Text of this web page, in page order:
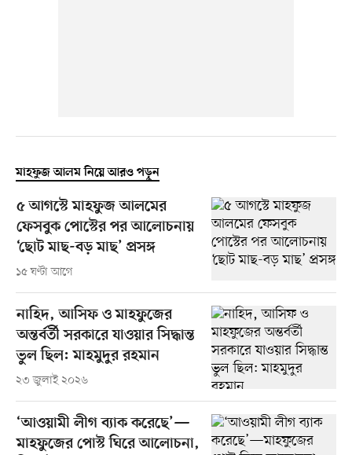
মাহফুজ আলম নিয়ে আরও পড়ুন
৫ আগস্টে মাহফুজ আলমের
ফেসবুক পোস্টের পর আলোচনায়
‘ছোট মাছ-বড় মাছ’ প্রসঙ্গ
১৫ ঘণ্টা আগে
নাহিদ, আসিফ ও মাহফুজের
অন্তর্বর্তী সরকারে যাওয়ার সিদ্ধান্ত
ভুল ছিল: মাহমুদুর রহমান
২৩ জুলাই ২০২৬
‘আওয়ামী লীগ ব্যাক করেছে’—
মাহফুজের পোস্ট ঘিরে আলোচনা,